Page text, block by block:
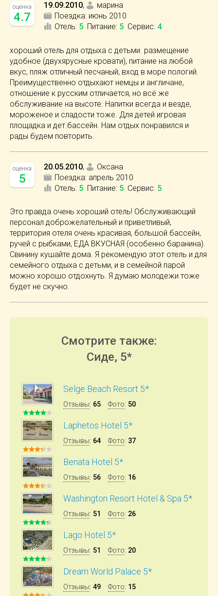
оценка
4.7
19.09.2010,
марина
Поездка: июнь 2010
Отель: 5 Питание: 5 Сервис: 4
хороший отель для отдыха с детьми. размещение
удобное (двухярусные кровати), питание на любой
вкус, пляж отличный песчаный, вход в море пологий.
Преимущественно отдыхают немцы и англичане,
отношение к русским отличается, но всё же
обслуживание на высоте. Напитки всегда и везде,
мороженое и сладости тоже. Для детей игровая
площадка и дет.бассейн. Нам отдых понравился и
рады будем повторить.
оценка
5
20.05.2010,
Оксана
Поездка: апрель 2010
Отель: 5 Питание: 5 Сервис: 5
Это правда очень хороший отель! Обслуживающий
персонал доброжелательный и приветливый,
территория отеля очень красивая, большой бассейн,
ручей с рыбками, ЕДА ВКУСНАЯ (особенно баранина).
Свинину кушайте дома. Я рекомендую этот отель и для
семейного отдыха с детьми, и в семейной парой
можно хорошо отдохнуть. Я думаю молодежи тоже
будет не скучно.
Смотрите также:
Сиде, 5*
Selge Beach Resort 5*
Отзывы: 65 Фото: 50
Laphetos Hotel 5*
Отзывы: 64 Фото: 37
Benata Hotel 5*
Отзывы: 56 Фото: 16
Washington Resort Hotel & Spa 5*
Отзывы: 51 Фото: 26
Lago Hotel 5*
Отзывы: 51 Фото: 20
Dream World Palace 5*
Отзывы: 49 Фото: 15